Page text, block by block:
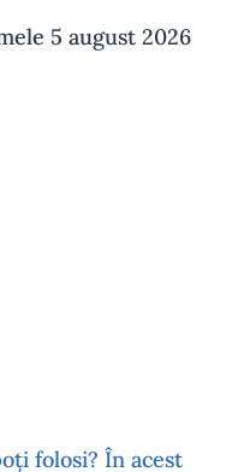
5 august 2026
folosi? În acest